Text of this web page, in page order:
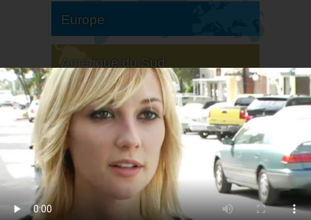
Europe
Amérique du Sud
Amérique du Nord